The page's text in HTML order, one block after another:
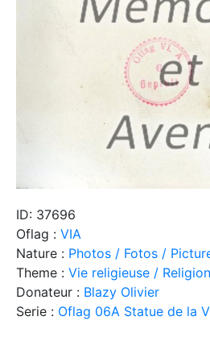
ID: 37696
Oflag : VIA
Nature : Photos / Fotos /
Theme : Vie religieuse /
Donateur : Blazy Olivier
Serie : Oflag 06A Statue de la